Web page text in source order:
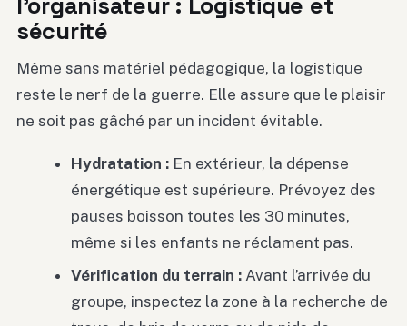
sécurité
Même sans matériel pédagogique, la logistique
reste le nerf de la guerre. Elle assure que le plaisir
ne soit pas gâché par un incident évitable.
Hydratation : En extérieur, la dépense
énergétique est supérieure. Prévoyez des
pauses boisson toutes les 30 minutes,
même si les enfants ne réclament pas.
Vérification du terrain : Avant l’arrivée du
groupe, inspectez la zone à la recherche de